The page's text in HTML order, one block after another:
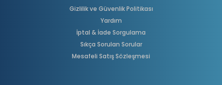
Gizlilik ve Güvenlik Politikası
Yardım
İptal & İade Sorgulama
Sıkça Sorulan Sorular
Mesafeli Satış Sözleşmesi